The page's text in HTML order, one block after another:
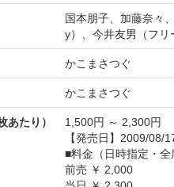
国本朋子、加藤奈々
y）、今井友男（フリ
かこまさつぐ
かこまさつぐ
あたり）
1,500円 ～ 2,300円
【発売日】2009/08/
■料金（日時指定・
前売 ￥ 2,000